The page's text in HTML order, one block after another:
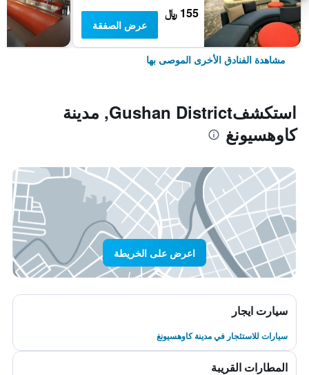
155 ﷼
عرض الصفقة
مشاهدة الفنادق الأخرى الموصى بها
استكشفGushan District, مدينة
كاوهسيونغ
اعرض على الخريطة
سيارت ايجار
سيارات للاستئجار في مدينة كاوهسيونغ
المطارات القريبة